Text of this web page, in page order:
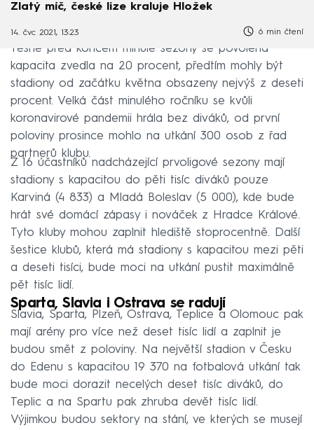
Zlatý míč, české lize kraluje Hložek
14. čvc 2021, 13:23 6 min čtení
Těsně před koncem minulé sezony se povolená
kapacita zvedla na 20 procent, předtím mohly být
stadiony od začátku května obsazeny nejvýš z deseti
procent. Velká část minulého ročníku se kvůli
koronavirové pandemii hrála bez diváků, od první
poloviny prosince mohlo na utkání 300 osob z řad
partnerů klubu.
Z 16 účastníků nadcházející prvoligové sezony mají
stadiony s kapacitou do pěti tisíc diváků pouze
Karviná (4 833) a Mladá Boleslav (5 000), kde bude
hrát své domácí zápasy i nováček z Hradce Králové.
Tyto kluby mohou zaplnit hlediště stoprocentně. Další
šestice klubů, která má stadiony s kapacitou mezi pěti
a deseti tisíci, bude moci na utkání pustit maximálně
pět tisíc lidí.
Sparta, Slavia i Ostrava se radují
Slavia, Sparta, Plzeň, Ostrava, Teplice a Olomouc pak
mají arény pro více než deset tisíc lidí a zaplnit je
budou smět z poloviny. Na největší stadion v Česku
do Edenu s kapacitou 19 370 na fotbalová utkání tak
bude moci dorazit necelých deset tisíc diváků, do
Teplic a na Spartu pak zhruba devět tisíc lidí.
Výjimkou budou sektory na stání, ve kterých se musejí